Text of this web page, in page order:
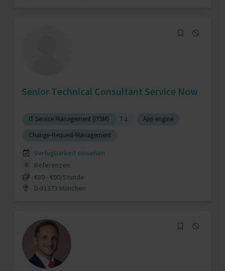
Senior Technical Consultant Service Now
IT Service Management (ITSM) 7 J.
App engine
Change-Request-Management
Verfügbarkeit einsehen
0
Referenzen
€80 - €90/Stunde
D-81373 München